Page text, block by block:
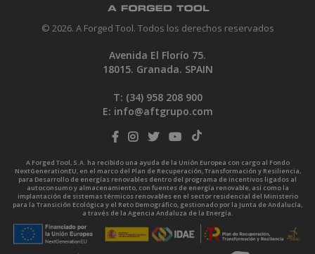
© 2026. A Forged Tool. Todos los derechos reservados
Avenida El Florío 75.
18015. Granada. SPAIN
T: (34) 958 208 900
E: info@aftgrupo.com
A Forged Tool, S.A. ha recibido una ayuda de la Unión Europea con cargo al Fondo
NextGenerationEU, en el marco del Plan de Recuperación, Transformación y Resiliencia,
para Desarrollo de energías renovables dentro del programa de incentivos ligados al
autoconsumo y almacenamiento, con fuentes de energía renovable, así como la
implantación de sistemas térmicos renovables en el sector residencial del Ministerio
para la Transición Ecológica y el Reto Demográfico, gestionado por la Junta de Andalucía,
a través de la Agencia Andaluza de la Energía.